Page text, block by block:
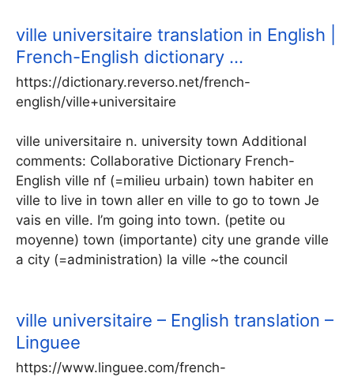
ville universitaire translation in English |
French-English dictionary …
https://dictionary.reverso.net/french-
english/ville+universitaire
ville universitaire n. university town Additional
comments: Collaborative Dictionary French-
English ville nf (=milieu urbain) town habiter en
ville to live in town aller en ville to go to town Je
vais en ville. I’m going into town. (petite ou
moyenne) town (importante) city une grande ville
a city (=administration) la ville ~the council
ville universitaire – English translation –
Linguee
https://www.linguee.com/french-